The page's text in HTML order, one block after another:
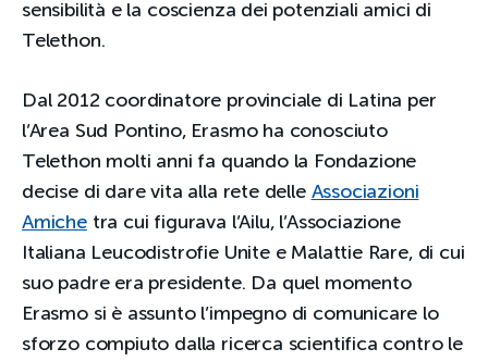
sensibilità e la coscienza dei potenziali amici di
Telethon.
Dal 2012 coordinatore provinciale di Latina per
l’Area Sud Pontino, Erasmo ha conosciuto
Telethon molti anni fa quando la Fondazione
decise di dare vita alla rete delle Associazioni
Amichetra cui figurava l’Ailu, l’Associazione
Italiana Leucodistrofie Unite e Malattie Rare, di cui
suo padre era presidente. Da quel momento
Erasmo si è assunto l’impegno di comunicare lo
sforzo compiuto dalla ricerca scientifica contro le